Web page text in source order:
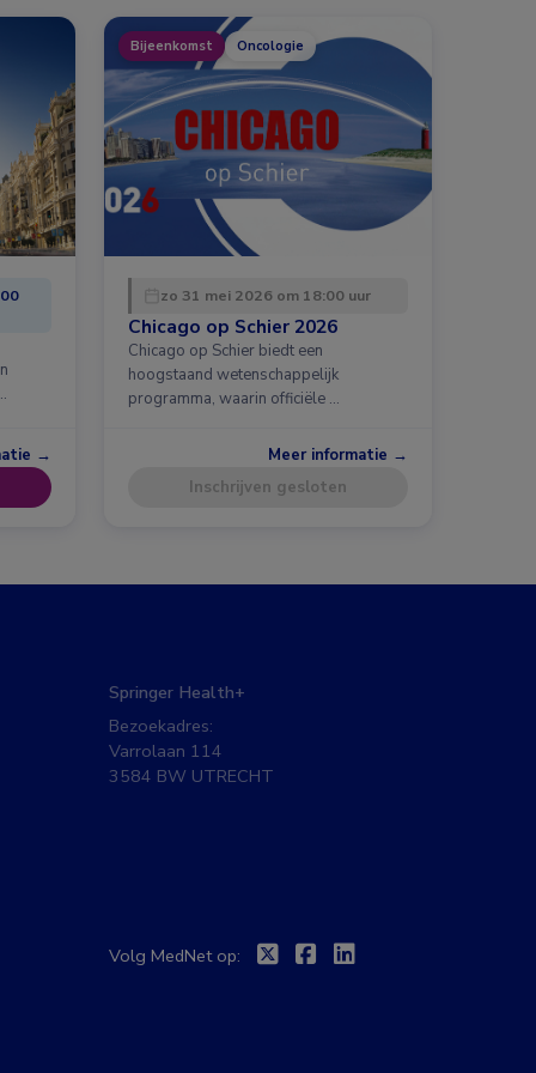
→
Bijeenkomst Oncologie
zo 31 mei 2026 om 18:00 uur
Chicago op Schier 2026
Chicago op Schier biedt een
hoogstaand wetenschappelijk
programma, waarin officiële …
Meer informatie →
Inschrijven gesloten
Springer Health+
Bezoekadres:
Varrolaan 114
3584 BW UTRECHT
Volg MedNet op: TwitterFacebook
Linkedin